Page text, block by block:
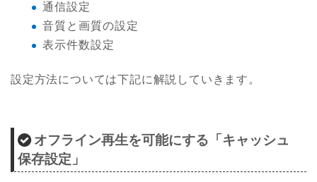
通信設定
音質と画質の設定
表示件数設定
設定方法については下記に解説していきます。
オフライン再生を可能にする「キャッシュ
保存設定」